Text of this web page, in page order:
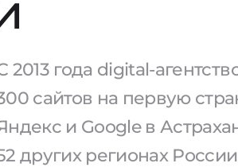
2013 года digital-
сайтов на первую
и Google в
других регионах